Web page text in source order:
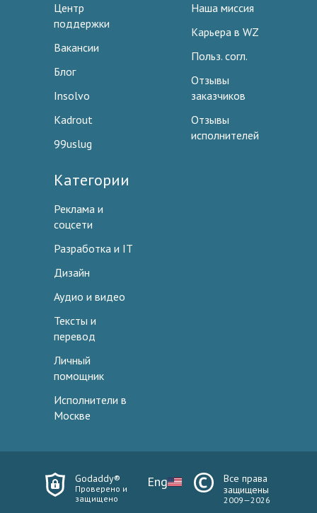
Центр
поддержки
Вакансии
Блог
Insolvo
Kadrout
99uslug
Наша миссия
Карьера в WZ
Польз. согл.
Отзывы
заказчиков
Отзывы
исполнителей
Категории
Реклама и
соцсети
Разработка и IT
Дизайн
Аудио и видео
Тексты и
перевод
Личный
помощник
Исполнители в
Москве
Godaddy®
Проверено и
защищено
Eng
Все права
защищены
2009—2026